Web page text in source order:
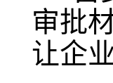
审批
让企